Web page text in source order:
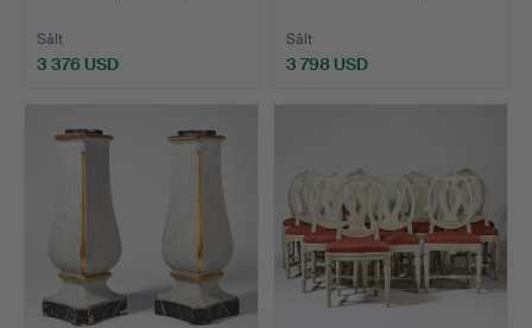
Sålt
3 376 USD
Sålt
3 798 USD